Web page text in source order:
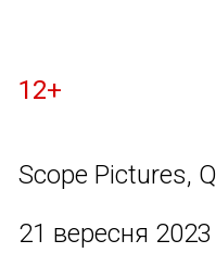
12+
Scope Pictures,
21 вересня 2023